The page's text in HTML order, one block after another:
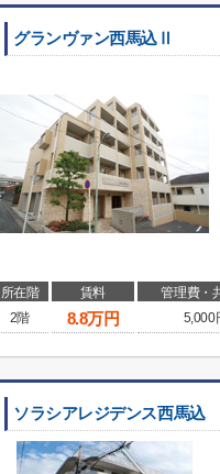
グランヴァン西馬込Ⅱ
所在階 賃料 管理費・
2階
8.8万円 5,000
ソラシアレジデンス西馬込